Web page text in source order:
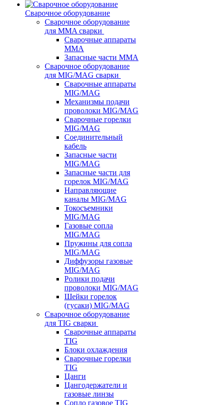
Сварочное оборудование
Сварочное оборудование
для MMA сварки
Сварочные аппараты
MMA
Запасные части MMA
Сварочное оборудование
для MIG/MAG сварки
Сварочные аппараты
MIG/MAG
Механизмы подачи
проволоки MIG/MAG
Сварочные горелки
MIG/MAG
Соединительный
кабель
Запасные части
MIG/MAG
Запасные части для
горелок MIG/MAG
Направляющие
каналы MIG/MAG
Токосъемники
MIG/MAG
Газовые сопла
MIG/MAG
Пружины для сопла
MIG/MAG
Диффузоры газовые
MIG/MAG
Ролики подачи
проволоки MIG/MAG
Шейки горелок
(гусаки) MIG/MAG
Сварочное оборудование
для TIG сварки
Сварочные аппараты
TIG
Блоки охлаждения
Сварочные горелки
TIG
Цанги
Цангодержатели и
газовые линзы
Сопло газовое TIG